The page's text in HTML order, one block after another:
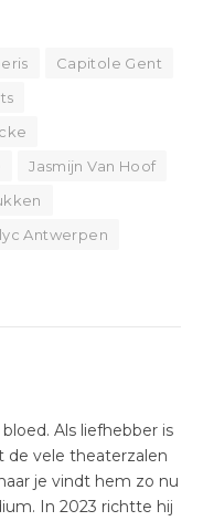
Capitole Gent
Jasmijn Van Hoof
Antwerpen
Als liefhebber is
de vele theaterzalen
je vindt hem zo nu
In 2023 richtte hij